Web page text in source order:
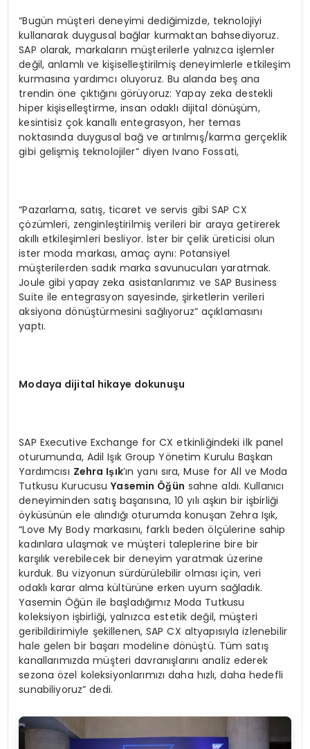
“Bugün müşteri deneyimi dediğimizde, teknolojiyi
kullanarak duygusal bağlar kurmaktan bahsediyoruz.
SAP olarak, markaların müşterilerle yalnızca işlemler
değil, anlamlı ve kişiselleştirilmiş deneyimlerle etkileşim
kurmasına yardımcı oluyoruz. Bu alanda beş ana
trendin öne çıktığını görüyoruz: Yapay zeka destekli
hiper kişiselleştirme, insan odaklı dijital dönüşüm,
kesintisiz çok kanallı entegrasyon, her temas
noktasında duygusal bağ ve artırılmış/karma gerçeklik
gibi gelişmiş teknolojiler” diyen Ivano Fossati,
“Pazarlama, satış, ticaret ve servis gibi SAP CX
çözümleri, zenginleştirilmiş verileri bir araya getirerek
akıllı etkileşimleri besliyor. İster bir çelik üreticisi olun
ister moda markası, amaç aynı: Potansiyel
müşterilerden sadık marka savunucuları yaratmak.
Joule gibi yapay zeka asistanlarımız ve SAP Business
Suite ile entegrasyon sayesinde, şirketlerin verileri
aksiyona dönüştürmesini sağlıyoruz” açıklamasını
yaptı.
Modaya dijital hikaye dokunuşu
SAP Executive Exchange for CX etkinliğindeki ilk panel
oturumunda, Adil Işık Group Yönetim Kurulu Başkan
Yardımcısı Zehra Işık’ın yanı sıra, Muse for All ve Moda
Tutkusu KurucusuYasemin Öğün sahne aldı. Kullanıcı
deneyiminden satış başarısına, 10 yılı aşkın bir işbirliği
öyküsünün ele alındığı oturumda konuşan Zehra Işık,
“Love My Body markasını, farklı beden ölçülerine sahip
kadınlara ulaşmak ve müşteri taleplerine bire bir
karşılık verebilecek bir deneyim yaratmak üzerine
kurduk. Bu vizyonun sürdürülebilir olması için, veri
odaklı karar alma kültürüne erken uyum sağladık.
Yasemin Öğün ile başladığımız Moda Tutkusu
koleksiyon işbirliği, yalnızca estetik değil, müşteri
geribildirimiyle şekillenen, SAP CX altyapısıyla izlenebilir
hale gelen bir başarı modeline dönüştü. Tüm satış
kanallarımızda müşteri davranışlarını analiz ederek
sezona özel koleksiyonlarımızı daha hızlı, daha hedefli
sunabiliyoruz” dedi.